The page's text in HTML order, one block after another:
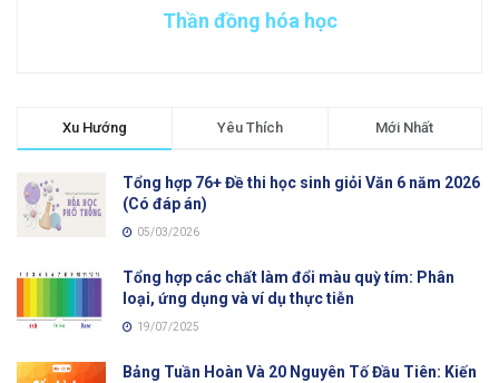
Thần đồng hóa học
Xu Hướng Yêu Thích Mới Nhất
Tổng hợp 76+ Đề thi học sinh giỏi Văn 6 năm 2026
(Có đáp án)
05/03/2026
Tổng hợp các chất làm đổi màu quỳ tím: Phân
loại, ứng dụng và ví dụ thực tiễn
19/07/2025
Bảng Tuần Hoàn Và 20 Nguyên Tố Đầu Tiên: Kiến